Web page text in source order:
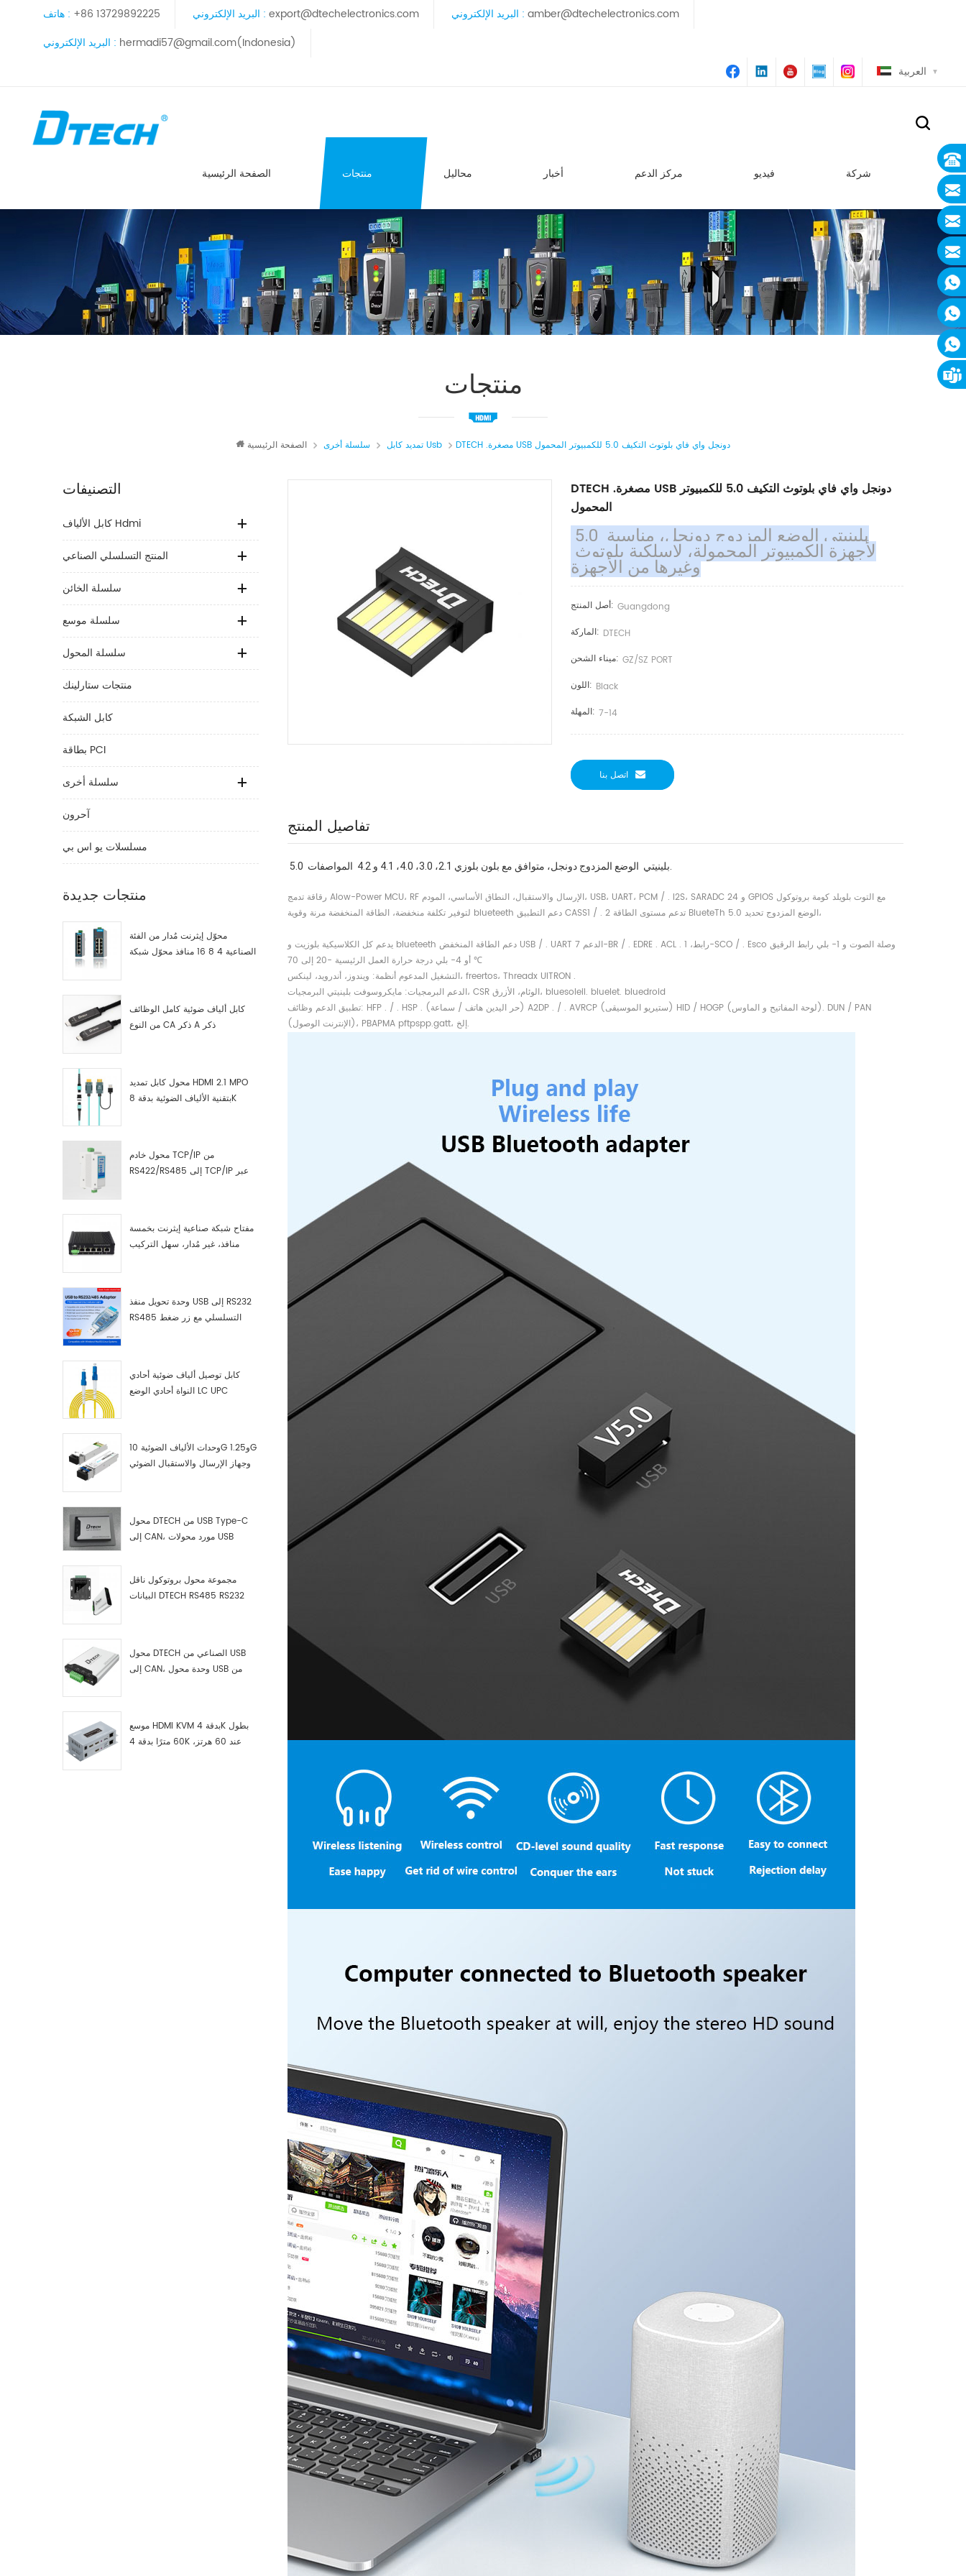
هاتف : +86 13729892225 البريد الإلكتروني : export@dtechelectronics.com البريد الإلكتروني : amber@dtechelectronics.com
البريد الإلكتروني : hermadi57@gmail.com(Indonesia)
العربية
الصفحة الرئيسية منتجات محاليل أخبار مركز الدعم فيديو شركة
منتجات
الصفحة الرئيسية سلسلة أخرى تمديد كابل Usb DTECH .مصغرة USB دونجل واي فاي بلوتوث التكيف 5.0 للكمبيوتر المحمول
التصنيفات
كابل الألياف Hdmi
المنتج التسلسلي الصناعي
سلسلة الخائن
سلسلة موسع
سلسلة المحول
منتجات ستارلينك
كابل الشبكة
بطاقة PCI
سلسلة أخرى
آحرون
مسلسلات يو اس بي
منتجات جديدة
محوّل إيثرنت مُدار من الفئة
الصناعية 4 8 16 منافذ محوّل شبكة
كابل ألياف ضوئية كامل الوظائف
من النوع CA ذكر A ذكر
محول كابل تمديد HDMI 2.1 MPO
بتقنية الألياف الضوئية بدقة 8K
محول خادم TCP/IP من
RS422/RS485 إلى TCP/IP عبر
مفتاح شبكة صناعية إيثرنت بخمسة
منافذ، غير مُدار، سهل التركيب
وحدة تحويل منفذ USB إلى RS232
RS485 التسلسلي مع زر ضغط
كابل توصيل ألياف ضوئية أحادي
النواة أحادي الوضع LC UPC
وحدات الألياف الضوئية 10G و1.25G
وجهاز الإرسال والاستقبال الضوئي
محول DTECH من USB Type-C
إلى CAN، مورد محولات USB
مجموعة محول بروتوكول ناقل
البيانات DTECH RS485 RS232
محول DTECH الصناعي من USB
إلى CAN، وحدة محول USB من
موسع HDMI KVM بدقة 4K بطول
60 مترًا بدقة 4K عند 60 هرتز،
DTECH .مصغرة USB دونجل واي فاي بلوتوث التكيف 5.0 للكمبيوتر
المحمول
وغيرها من الأجهزة
أصل المنتج: Guangdong
الماركة: DTECH
ميناء الشحن: GZ/SZ PORT
اللون: Black
المهلة: 7-14
اتصل بنا
تفاصيل المنتج
رقاقة تدمج Alow-Power MCU، RF الإرسال والاستقبال، النطاق الأساسي، المودم، USB، UART، PCM / . I2S، SARADC و 24 GPIOS مع التوت بلويلد كومة بروتوكول
لتوفير تكلفة منخفضة، الطاقة المنخفضة مرنة وقوية blueteeth دعم التطبيق CASS1 / . 2 تدعم مستوى الطاقة BlueteTh 5.0 الوضع المزدوج تحديد،
يدعم كل الكلاسيكية بلوزيت و blueteeth دعم الطاقة المنخفض USB / . UART الدعم 7-BR / . EDRE . ACL . رابط، 1-SCO / . Esco وصلة الصوت و 1- بلي رابط الرقيق
أو 4- بلي درجة حرارة العمل الرئيسية -20 إلى 70 ℃
التشغيل المدعوم أنظمة: ويندوز، أندرويد، لينكس، freertos، Threadx UITRON .
الدعم البرمجيات: مايكروسوفت بلينيتي البرمجيات، CSR الوئام، الأزرق، bluesoleil. bluelet. bluedroid
تطبيق الدعم وظائف: HFP . / . HSP . (حر اليدين هاتف / سماعة) A2DP . / . AVRCP (ستيريو الموسيقى) HID / HOGP (لوحة المفاتيح و الماوس). DUN / PAN
(الإنترنت الوصول)، PBAPMA pftpspp.gatt، إلخ.